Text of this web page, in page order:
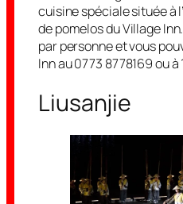
cuisine spéciale située à
de pomelos du Village
par personne et vous
Inn au 0773 8778169 ou à
Liusanjie